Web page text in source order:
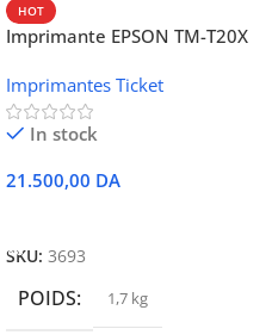
HOT
Imprimante EPSON TM-T20X
Ethernet
Imprimantes Ticket
In stock
21.500,00 DA
SKU: 3693
POIDS 1,7 kg